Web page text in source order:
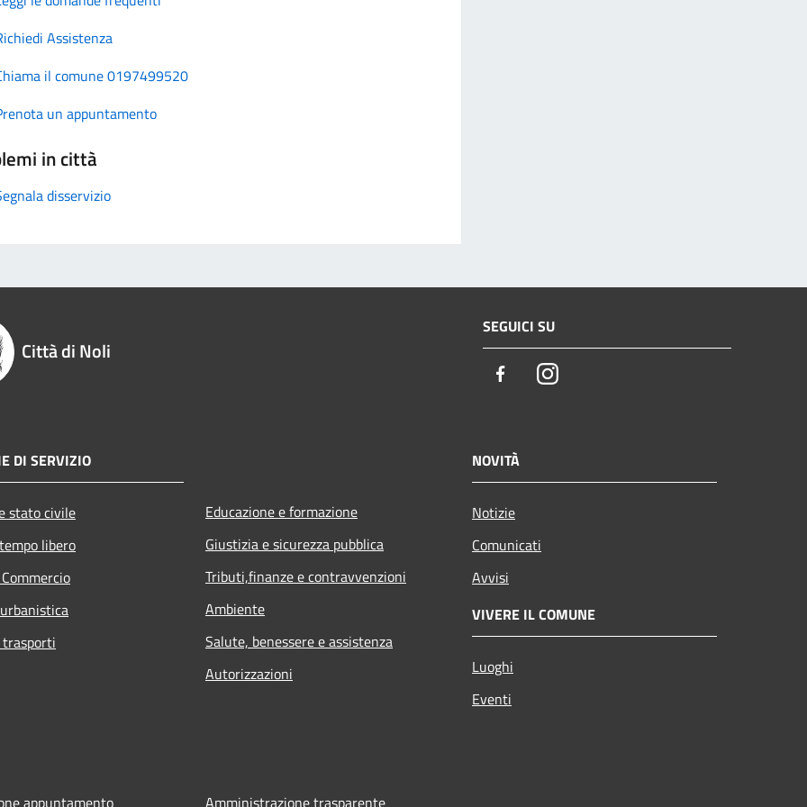
Assistenza
il comune 0197499520
un appuntamento
in città
disservizio
Città di Noli
SEGUICI SU
FacebookInstagram
DI SERVIZIO
stato civile
libero
Educazione e formazione
Giustizia e sicurezza pubblica
Tributi,finanze e contravvenzioni
Ambiente
Salute, benessere e assistenza
Autorizzazioni
NOVITÀ
Notizie
Comunicati
Avvisi
VIVERE IL COMUNE
Luoghi
Eventi
appuntamento Amministrazione trasparente